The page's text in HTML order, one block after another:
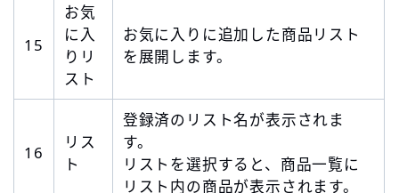
15
お気
に入
りリ
スト
お気に入りに追加した商品リスト
を展開します。
16
リス
ト
登録済のリスト名が表示されま
す。
リストを選択すると、商品一覧に
リスト内の商品が表示されます。